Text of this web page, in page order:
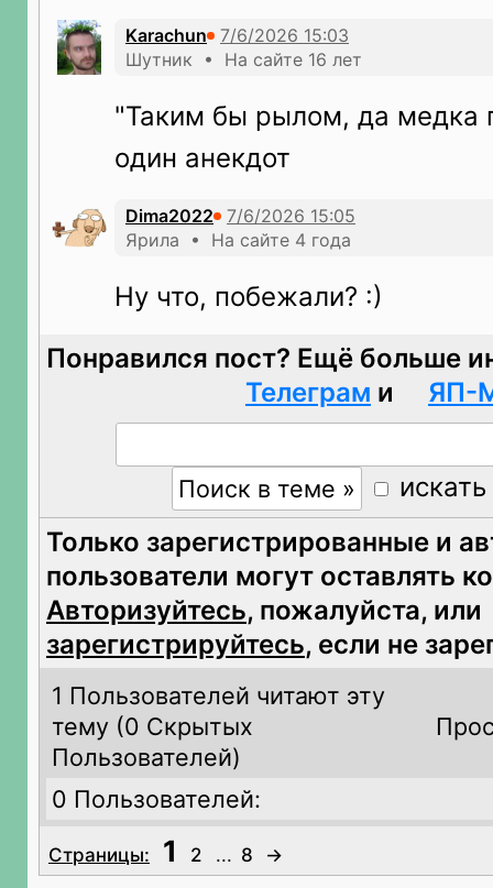
Karachun
Шутник • На сайте 16 лет
"Таким бы рылом, да медка
один анекдот
Dima2022
Ярила • На сайте 4 года
Ну что, побежали? :)
Понравился пост? Ещё больше
Телеграм и ЯП-
Только зарегистрированные и
пользователи могут оставлять
Авторизуйтесь, пожалуйста, или
зарегистрируйтесь, если не
1 Пользователей читают эту
тему (0 Скрытых
Пользователей)
0 Пользователей:
Страницы: 1 2 ... 8 →